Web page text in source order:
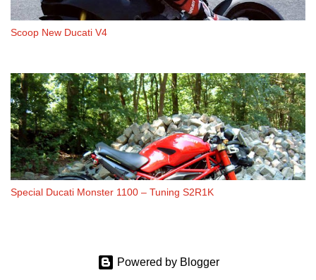
Scoop New Ducati V4
Special Ducati Monster 1100 – Tuning S2R1K
Powered by Blogger